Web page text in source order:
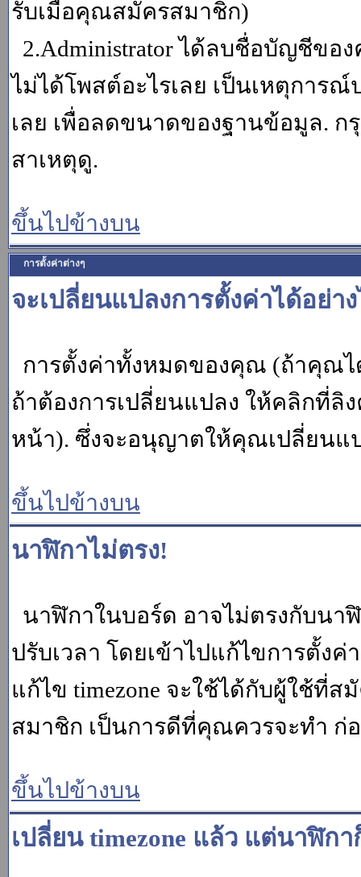
รับเมื่อคุณสมัครสมาชิก)
2.Administrator ได้ลบชื่อบัญชีขอ
ไม่ได้โพสต์อะไรเลย เป็นเหตุการ
เลย เพื่อลดขนาดของฐานข้อมูล.
สาเหตุดู.
ขึ้นไปข้างบน
การตั้งค่าต่างๆ
จะเปลี่ยนแปลงการตั้งค่าได้อย่าง
การตั้งค่าทั้งหมดของคุณ (ถ้าคุณไ
ถ้าต้องการเปลี่ยนแปลง ให้คลิกที่ลิ
หน้า). ซึ่งจะอนุญาตให้คุณเปลี่ยนแ
ขึ้นไปข้างบน
นาฬิกาไม่ตรง!
นาฬิกาในบอร์ด อาจไม่ตรงกับน
ปรับเวลา โดยเข้าไปแก้ไขการตั้ง
แก้ไข timezone จะใช้ได้กับผู้ใช้ที่
สมาชิก เป็นการดีที่คุณควรจะทำ
ขึ้นไปข้างบน
เปลี่ยน timezone แล้ว แต่นาฬิกา